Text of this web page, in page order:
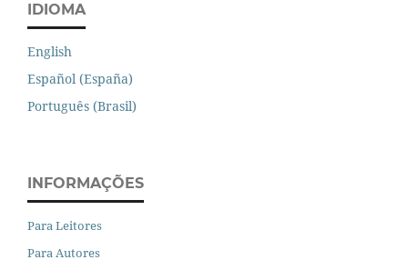
IDIOMA
English
Español (España)
Português (Brasil)
INFORMAÇÕES
Para Leitores
Para Autores